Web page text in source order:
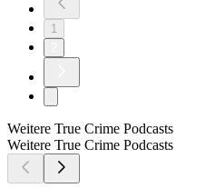
1
Weitere True Crime Podcasts
Weitere True Crime Podcasts